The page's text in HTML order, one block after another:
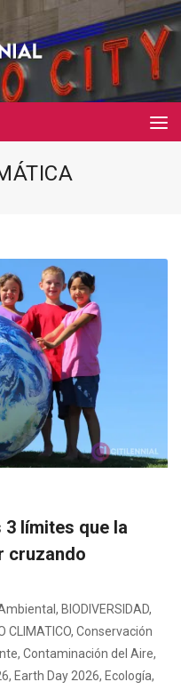
3 límites que la
cruzando
, BIODIVERSIDAD,
CLIMATICO, Conservación
, Contaminación del Aire,
, Earth Day 2026, Ecología,